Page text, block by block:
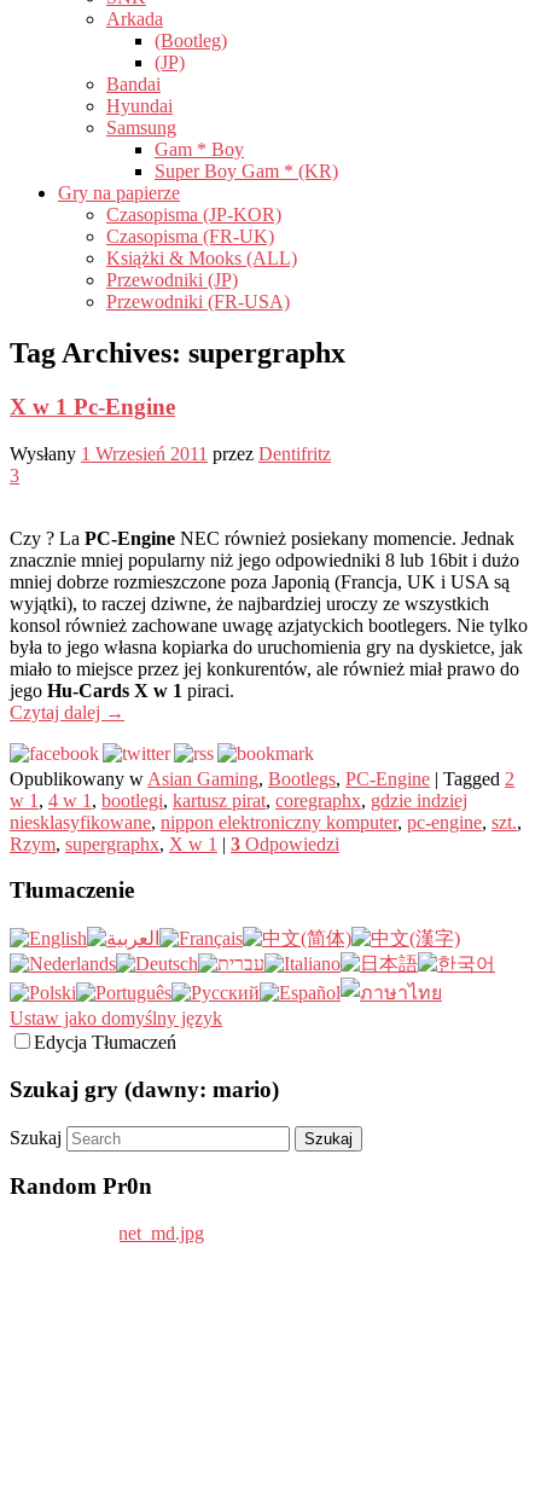
Arkada
(Bootleg)
(JP)
Bandai
Hyundai
Samsung
Gam * Boy
Super Boy Gam * (KR)
Gry na papierze
Czasopisma (JP-KOR)
Czasopisma (FR-UK)
Książki & Mooks (ALL)
Przewodniki (JP)
Przewodniki (FR-USA)
Tag Archives: supergraphx
X w 1 Pc-Engine
Wysłany 1 Wrzesień 2011 przez Dentifritz
3
Czy ? La PC-Engine NEC również posiekany momencie. Jednak
znacznie mniej popularny niż jego odpowiedniki 8 lub 16bit i dużo
mniej dobrze rozmieszczone poza Japonią (Francja, UK i USA są
wyjątki), to raczej dziwne, że najbardziej uroczy ze wszystkich
konsol również zachowane uwagę azjatyckich bootlegers. Nie tylko
była to jego własna kopiarka do uruchomienia gry na dyskietce, jak
miało to miejsce przez jej konkurentów, ale również miał prawo do
jego Hu-Cards X w 1 piraci.
Czytaj dalej →
Opublikowany w Asian Gaming, Bootlegs, PC-Engine | Tagged 2
w 1 , 4 w 1 , bootlegi, kartusz pirat, coregraphx, gdzie indziej
niesklasyfikowane, nippon elektroniczny komputer, pc-engine, szt.,
Rzym, supergraphx, X w 1 | 3 Odpowiedzi
Tłumaczenie
Ustaw jako domyślny język
Edycja Tłumaczeń
Szukaj gry (dawny: mario)
Szukaj
Random Pr0n